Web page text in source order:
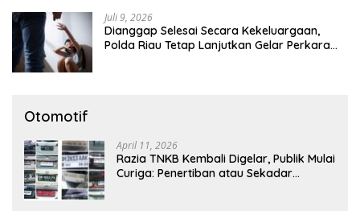
Juli 9, 2026
Dianggap Selesai Secara Kekeluargaan,
Polda Riau Tetap Lanjutkan Gelar Perkara
Otomotif
April 11, 2026
Razia TNKB Kembali Digelar, Publik Mulai
Curiga: Penertiban atau Sekadar